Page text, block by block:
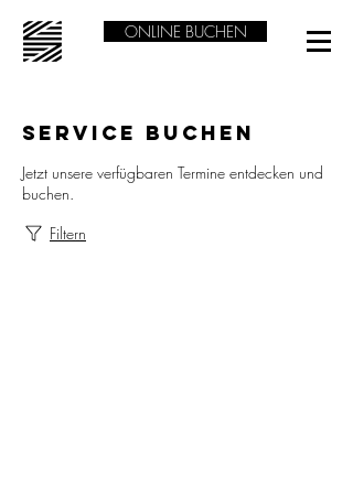
ONLINE BUCHEN
Service buchen
Jetzt unsere verfügbaren Termine entdecken und
buchen.
Filtern